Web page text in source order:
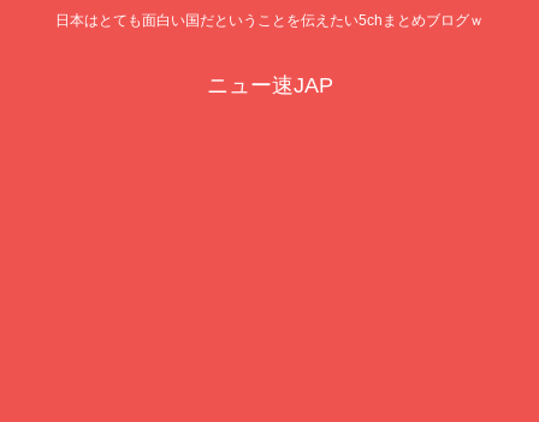
日本はとても面白い国だということを伝えたい5chまとめブログｗ
ニュー速JAP